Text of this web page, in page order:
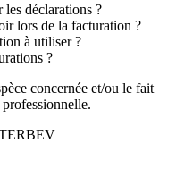
les déclarations ?
lors de la facturation ?
à utiliser ?
?
concernée et/ou le fait